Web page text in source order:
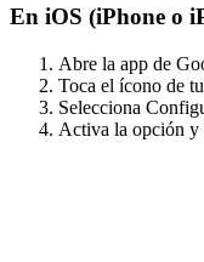
En iOS (iPhone o
Abre la app de
Toca el ícono de
Selecciona
Activa la opción y